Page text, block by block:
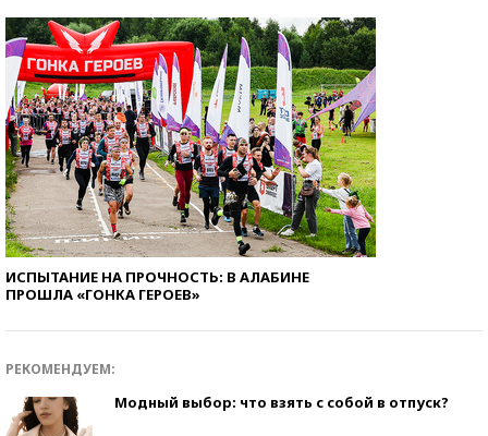
ИСПЫТАНИЕ НА ПРОЧНОСТЬ: В АЛАБИНЕ
ПРОШЛА «ГОНКА ГЕРОЕВ»
РЕКОМЕНДУЕМ:
Модный выбор: что взять с собой в отпуск?